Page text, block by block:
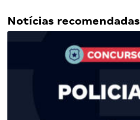
Notícias recomendadas